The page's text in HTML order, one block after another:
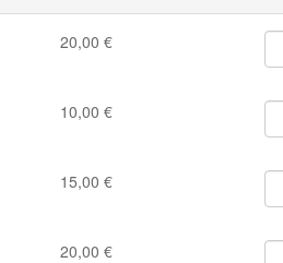
20,00 €
10,00 €
15,00 €
20,00 €